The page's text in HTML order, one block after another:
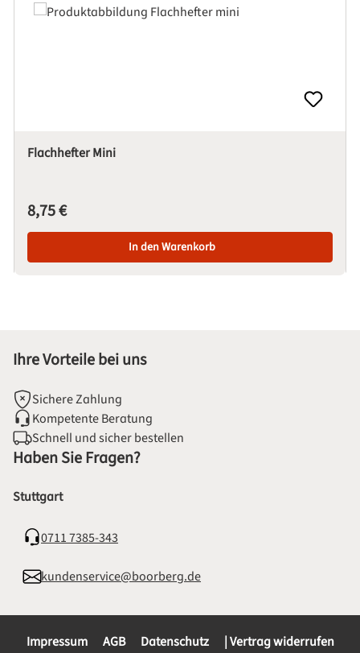
Flachhefter Mini
Regulärer Preis:
8,75 €
In den Warenkorb
Ihre Vorteile bei uns
Sichere Zahlung
Kompetente Beratung
Schnell und sicher bestellen
Haben Sie Fragen?
Stuttgart
0711 7385-343
kundenservice@boorberg.de
Impressum AGB Datenschutz | Vertrag widerrufen